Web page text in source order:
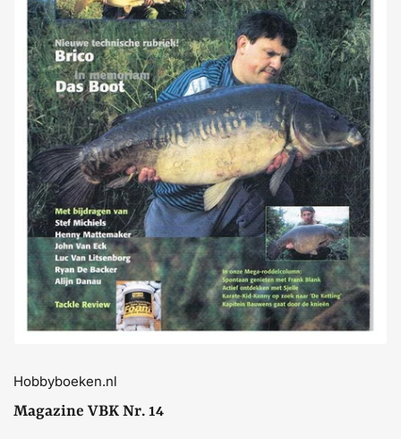
Media
openen
1
in
dialoogvenster
Hobbyboeken.nl
Magazine VBK Nr. 14